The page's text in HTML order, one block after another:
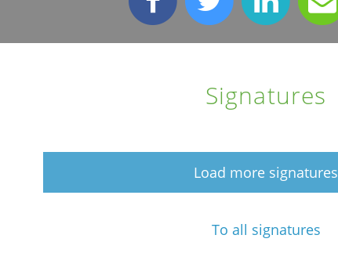
Signatures
Load more signatures
To all signatures